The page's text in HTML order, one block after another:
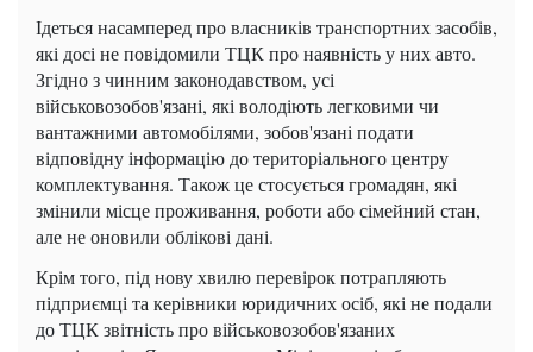
Ідеться насамперед про власників транспортних засобів,
які досі не повідомили ТЦК про наявність у них авто.
Згідно з чинним законодавством, усі
військовозобов'язані, які володіють легковими чи
вантажними автомобілями, зобов'язані подати
відповідну інформацію до територіального центру
комплектування. Також це стосується громадян, які
змінили місце проживання, роботи або сімейний стан,
але не оновили облікові дані.
Крім того, під нову хвилю перевірок потрапляють
підприємці та керівники юридичних осіб, які не подали
до ТЦК звітність про військовозобов'язаних